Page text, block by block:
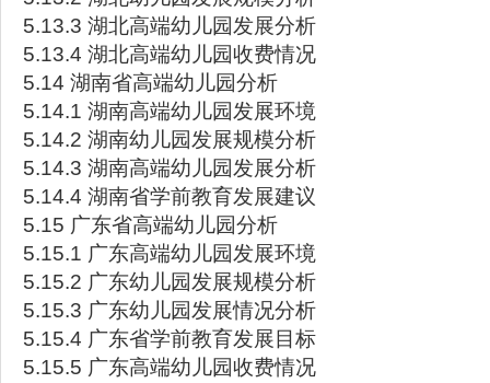
5.13.3 湖北高端幼儿园发展分析
5.13.4 湖北高端幼儿园收费情况
5.14 湖南省高端幼儿园分析
5.14.1 湖南高端幼儿园发展环境
5.14.2 湖南幼儿园发展规模分析
5.14.3 湖南高端幼儿园发展分析
5.14.4 湖南省学前教育发展建议
5.15 广东省高端幼儿园分析
5.15.1 广东高端幼儿园发展环境
5.15.2 广东幼儿园发展规模分析
5.15.3 广东幼儿园发展情况分析
5.15.4 广东省学前教育发展目标
5.15.5 广东高端幼儿园收费情况